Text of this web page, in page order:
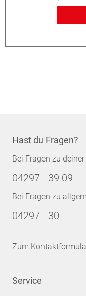
Hast du Fragen?
Bei Fragen zu
04297 - 39 09
Bei Fragen zu
04297 - 30
Zum
Service